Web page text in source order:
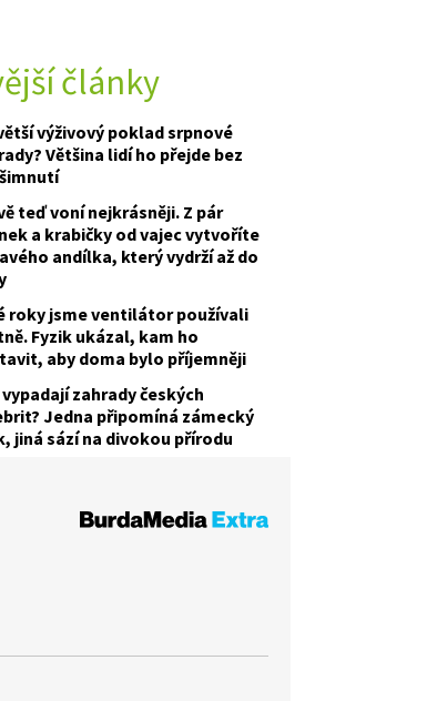
články
výživový poklad srpnové
Většina lidí ho přejde bez
teď voní nejkrásněji. Z pár
a krabičky od vajec vytvoříte
andílka, který vydrží až do
roky jsme ventilátor používali
Fyzik ukázal, kam ho
aby doma bylo příjemněji
zahrady českých
Jedna připomíná zámecký
jiná sází na divokou přírodu